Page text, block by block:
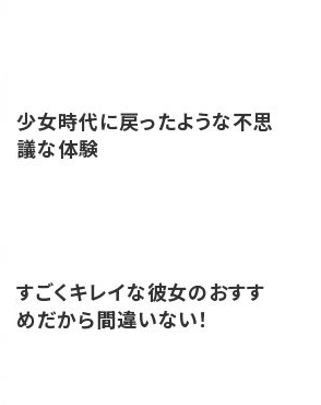
少女時代に戻ったような不思
議な体験
すごくキレイな彼女のおすす
めだから間違いない！